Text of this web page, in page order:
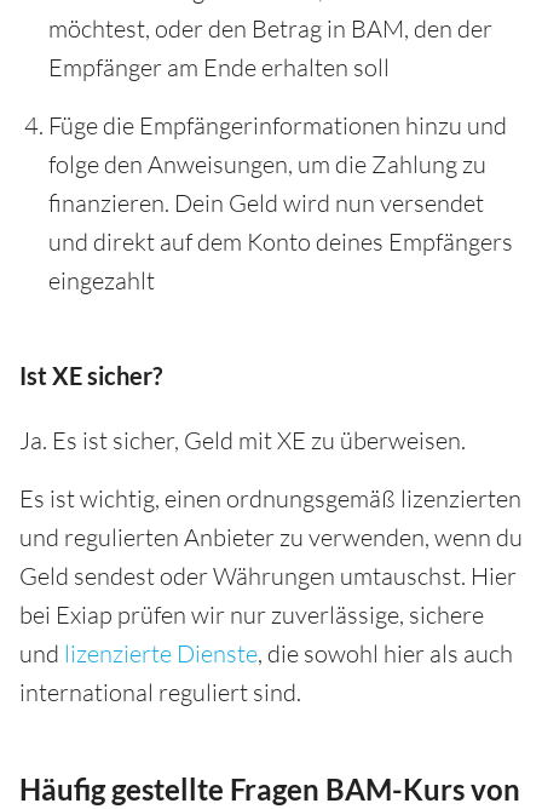
möchtest, oder den Betrag in BAM, den der
Empfänger am Ende erhalten soll
Füge die Empfängerinformationen hinzu und
folge den Anweisungen, um die Zahlung zu
finanzieren. Dein Geld wird nun versendet
und direkt auf dem Konto deines Empfängers
eingezahlt
Ist XE sicher?
Ja. Es ist sicher, Geld mit XE zu überweisen.
Es ist wichtig, einen ordnungsgemäß lizenzierten
und regulierten Anbieter zu verwenden, wenn du
Geld sendest oder Währungen umtauschst. Hier
bei Exiap prüfen wir nur zuverlässige, sichere
und lizenzierte Dienste, die sowohl hier als auch
international reguliert sind.
Häufig gestellte Fragen BAM-Kurs von